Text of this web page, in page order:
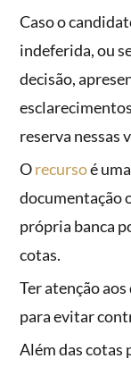
Caso o
indeferida, ou
decisão,
reserva nessas
Orecursoé
documentação
própria banca
cotas.
Ter atenção
para evitar
Além das cotas